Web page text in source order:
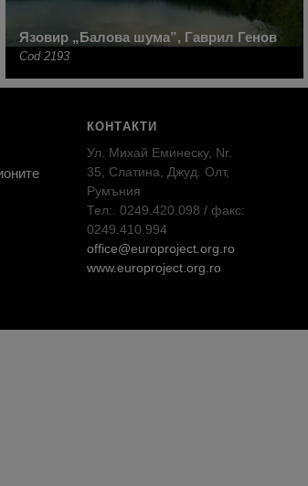
Язовир „Балова шума”, Гаврил Генов
Cod 2193
КОНТАКТИ
Ул. Михай Еминеску, Nr.
35, Слатина, Джуд. Олт,
Румъния
Тел:. 0249.420.098 / факс:
0249.410.994
office@europroject.org.ro
www.europroject.org.ro